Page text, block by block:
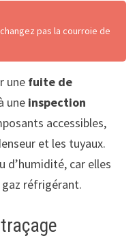
pas la courroie de
une fuite de
une inspection
accessibles,
et les tuyaux.
d’humidité, car elles
gaz réfrigérant.